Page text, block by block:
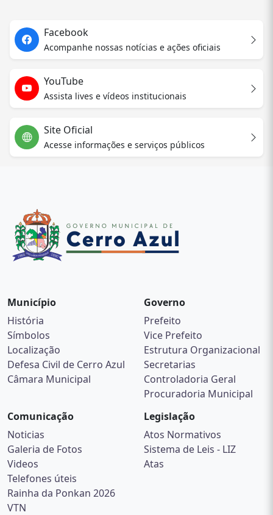
Facebook
Acompanhe nossas notícias e ações oficiais
YouTube
Assista lives e vídeos institucionais
Site Oficial
Acesse informações e serviços públicos
Município
História
Símbolos
Localização
Defesa Civil de Cerro Azul
Câmara Municipal
Governo
Prefeito
Vice Prefeito
Estrutura Organizacional
Secretarias
Controladoria Geral
Procuradoria Municipal
Comunicação
Noticias
Galeria de Fotos
Videos
Telefones úteis
Rainha da Ponkan 2026
VTN
Legislação
Atos Normativos
Sistema de Leis - LIZ
Atas